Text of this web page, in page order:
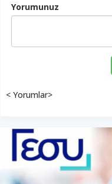
Yorumunuz
< Yorumlar>